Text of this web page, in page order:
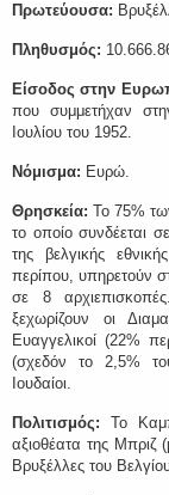
Πρωτεύουσα:
Πληθυσμός:
Είσοδος στην
που συμμετήχαν
Ιουλίου του 1952.
Νόμισμα: Ευρώ.
Θρησκεία: Το 75%
το οποίο συνδέεται
της βελγικής
περίπου, υπηρετούν
σε 8
ξεχωρίζουν οι
Ευαγγελικοί (22%
(σχεδόν το 2,5%
Ιουδαίοι.
Πολιτισμός: Το
αξιοθέατα της Μπριζ
Βρυξέλλες του